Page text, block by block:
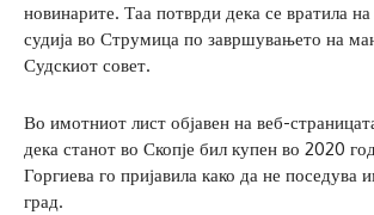
новинарите. Таа потврди дека се вратила на
судија во Струмица по завршувањето на
Судскиот совет.
Во имотниот лист објавен на веб-
дека станот во Скопје бил купен во 2020
Горгиева го пријавила како да не поседува
град.